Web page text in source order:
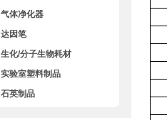
气体净化器
达因笔
生化/分子生物耗材
实验室塑料制品
石英制品